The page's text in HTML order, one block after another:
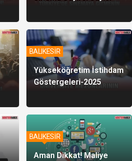
Yükseköğretim İstihdam
Göstergeleri-2025
BALIKESİR
Aman Dikkat! Maliye
BALIKESİR